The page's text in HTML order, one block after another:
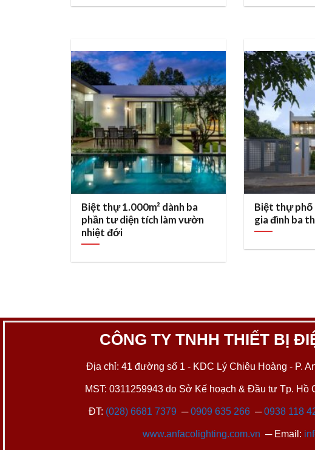
Biệt thự 1.000m² dành ba
phần tư diện tích làm vườn
nhiệt đới
Biệt thự phố
gia đình ba
CÔNG TY TNHH THIẾT BỊ
Địa chỉ: 41 đường số 1 - KDC Lý Chiêu Hoàng - P.
MST: 0311259943 do Sở Kế hoạch & Đầu tư Tp. Hồ
ĐT: (028) 6681 7379 ─0909 635 266─0938 118
www.anfacolighting.com.vn ─ Email: